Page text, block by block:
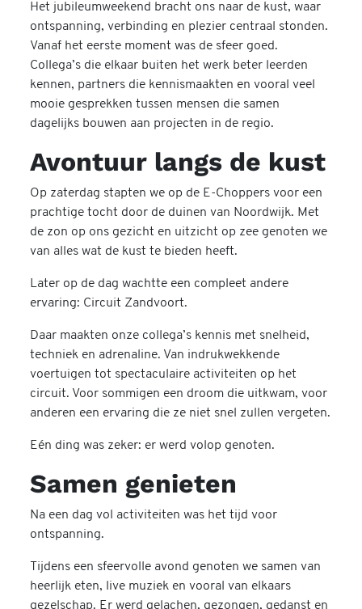
Het jubileumweekend bracht ons naar de kust, waar
ontspanning, verbinding en plezier centraal stonden.
Vanaf het eerste moment was de sfeer goed.
Collega’s die elkaar buiten het werk beter leerden
kennen, partners die kennismaakten en vooral veel
mooie gesprekken tussen mensen die samen
dagelijks bouwen aan projecten in de regio.
Avontuur langs de kust
Op zaterdag stapten we op de E-Choppers voor een
prachtige tocht door de duinen van Noordwijk. Met
de zon op ons gezicht en uitzicht op zee genoten we
van alles wat de kust te bieden heeft.
Later op de dag wachtte een compleet andere
ervaring: Circuit Zandvoort.
Daar maakten onze collega’s kennis met snelheid,
techniek en adrenaline. Van indrukwekkende
voertuigen tot spectaculaire activiteiten op het
circuit. Voor sommigen een droom die uitkwam, voor
anderen een ervaring die ze niet snel zullen vergeten.
Eén ding was zeker: er werd volop genoten.
Samen genieten
Na een dag vol activiteiten was het tijd voor
ontspanning.
Tijdens een sfeervolle avond genoten we samen van
heerlijk eten, live muziek en vooral van elkaars
gezelschap. Er werd gelachen, gezongen, gedanst en